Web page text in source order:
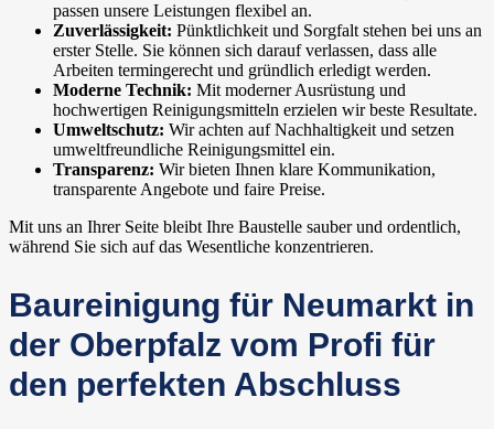
passen unsere Leistungen flexibel an.
Zuverlässigkeit: Pünktlichkeit und Sorgfalt stehen bei uns an
erster Stelle. Sie können sich darauf verlassen, dass alle
Arbeiten termingerecht und gründlich erledigt werden.
Moderne Technik: Mit moderner Ausrüstung und
hochwertigen Reinigungsmitteln erzielen wir beste Resultate.
Umweltschutz: Wir achten auf Nachhaltigkeit und setzen
umweltfreundliche Reinigungsmittel ein.
Transparenz: Wir bieten Ihnen klare Kommunikation,
transparente Angebote und faire Preise.
Mit uns an Ihrer Seite bleibt Ihre Baustelle sauber und ordentlich,
während Sie sich auf das Wesentliche konzentrieren.
Baureinigung für Neumarkt in
der Oberpfalz vom Profi für
den perfekten Abschluss